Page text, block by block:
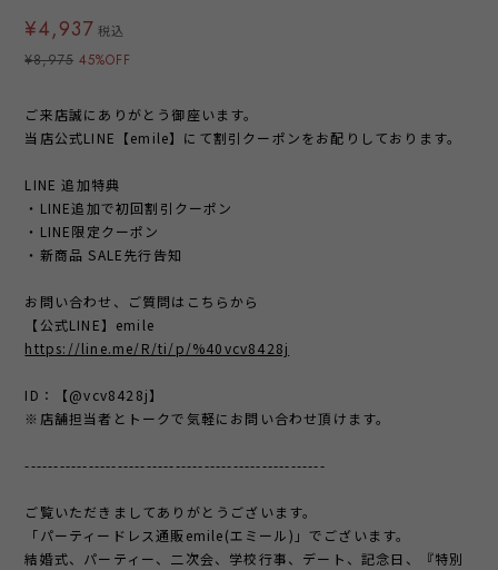
¥4,937 税込
¥8,975 45%OFF
ご来店誠にありがとう御座います。
当店公式LINE【emile】にて割引クーポンをお配りしております。
LINE 追加特典
・LINE追加で初回割引クーポン
・LINE限定クーポン
・新商品 SALE先行告知
お問い合わせ、ご質問はこちらから
【公式LINE】emile
https://line.me/R/ti/p/%40vcv8428j
ID：【@vcv8428j】
※店舗担当者とトークで気軽にお問い合わせ頂けます。
----------------------------------------------------
ご覧いただきましてありがとうございます。
「パーティードレス通販emile(エミール)」でございます。
結婚式、パーティー、二次会、学校行事、デート、記念日、『特別